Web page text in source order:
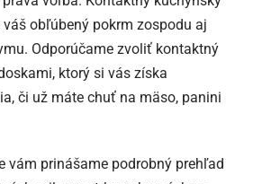
obľúbený pokrm zospodu aj
Odporúčame zvoliť kontaktný
ktorý si vás získa
či už máte chuť na mäso, panini
vám prinášame podrobný prehľad